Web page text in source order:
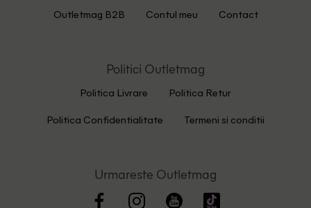
Outletmag B2B Contul meu Contact
Politici Outletmag
Politica Livrare Politica Retur
Politica Confidentialitate Termeni si conditii
Urmareste Outletmag